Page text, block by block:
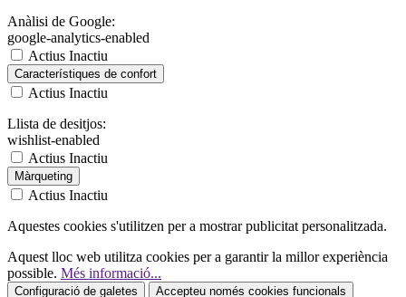
Anàlisi de Google:
google-analytics-enabled
Actius Inactiu
Característiques de confort
Actius Inactiu
Llista de desitjos:
wishlist-enabled
Actius Inactiu
Màrqueting
Actius Inactiu
Aquestes cookies s'utilitzen per a mostrar publicitat personalitzada.
Aquest lloc web utilitza cookies per a garantir la millor experiència
possible. Més informació...
Configuració de galetes Accepteu només cookies funcionals